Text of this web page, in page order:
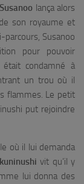
Susanoo lança alors
son royaume et
Susanoo
pour pouvoir
était condamné à
un trou où il
flammes. Le petit
put rejoindre
où il lui demanda
vit qu’il y
lui donna des